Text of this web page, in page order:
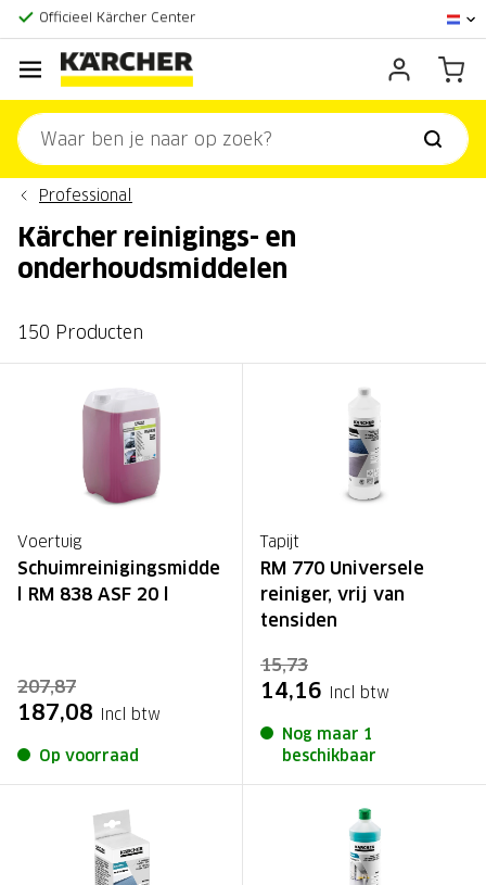
Klantenscore:9,3/10
Professional
Kärcher reinigings- en
onderhoudsmiddelen
150 Producten
Voertuig
Schuimreinigingsmidde
l RM 838 ASF 20 l
207,87
187,08 Incl btw
Op voorraad
Tapijt
RM 770 Universele
reiniger, vrij van
tensiden
15,73
14,16 Incl btw
Nog maar 1
beschikbaar